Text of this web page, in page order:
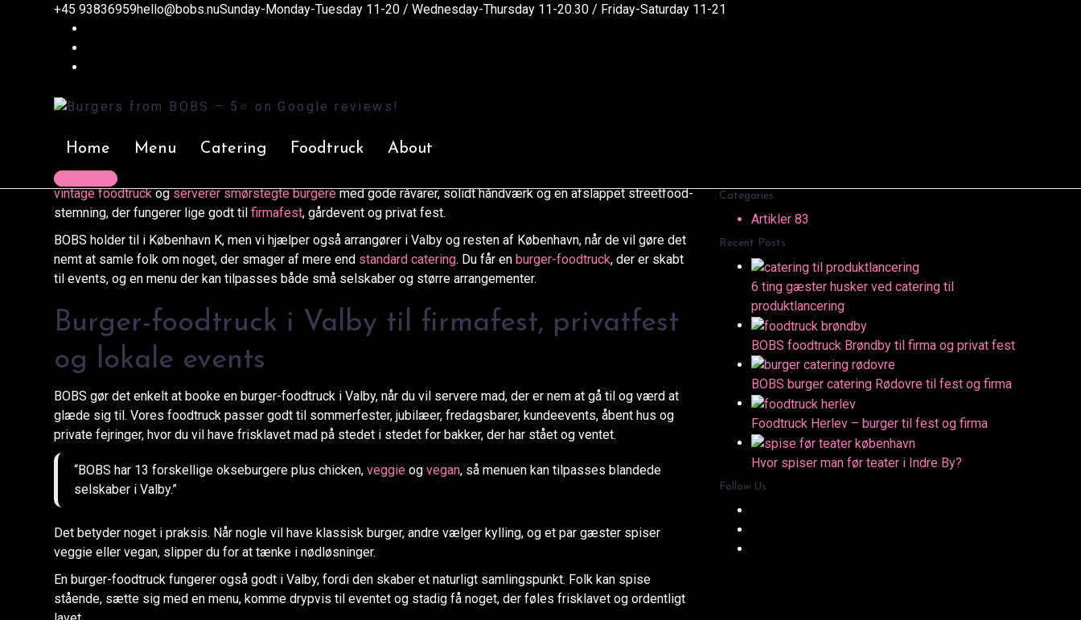
+45 93836959hello@bobs.nuSunday-Monday-Tuesday 11-20 / Wednesday-Thursday 11-20.30 / Friday-Saturday 11-21
Home Menu Catering Foodtruck About
Contact us
Burgers from BOBS - 5⭐️ on Google reviews!>Blog>Artikler> Foodtruck Valby – lej burger foodtruck til fest og firmaevent
Foodtruck Valby – lej burger foodtruck til fest
29. maj 2026 Robin Artikler
Når du leder efter en foodtruck i Valby, er det sjældent bare for at få noget mad på plads. Du vil have en løsning,
der faktisk passer til dagen, gæsterne og stedet. Hos Burgerbaren
vintage foodtruckogserverer smørstegte burgeremed gode råvarer, solidt håndværk og en afslappet streetfood-
stemning, der fungerer lige godt til firmafest, gårdevent og privat fest.
BOBS holder til i København K, men vi hjælper også arrangører i Valby og resten af København, når de vil gøre det
nemt at samle folk om noget, der smager af mere end standard catering. Du får en burger-foodtruck, der er skabt
til events, og en menu der kan tilpasses både små selskaber og større arrangementer.
Burger-foodtruck i Valby til firmafest, privatfest
og lokale events
BOBS gør det enkelt at booke en burger-foodtruck i Valby, når du vil servere mad, der er nem at gå til og værd at
glæde sig til. Vores foodtruck passer godt til sommerfester, jubilæer, fredagsbarer, kundeevents, åbent hus og
private fejringer, hvor du vil have frisklavet mad på stedet i stedet for bakker, der har stået og ventet.
“BOBS har 13 forskellige okseburgere plus chicken, veggie og vegan, så menuen kan tilpasses blandede
selskaber i Valby.”
Det betyder noget i praksis. Når nogle vil have klassisk burger, andre vælger kylling, og et par gæster spiser
veggie eller vegan, slipper du for at tænke i nødløsninger.
En burger-foodtruck fungerer også godt i Valby, fordi den skaber et naturligt samlingspunkt. Folk kan spise
stående, sætte sig med en menu, komme drypvis til eventet og stadig få noget, der føles frisklavet og ordentligt
Categories
Artikler 83
Recent Posts
6 ting gæster husker ved catering til
produktlancering
BOBS foodtruck Brøndby til firma og privat fest
BOBS burger catering Rødovre til fest og firma
Foodtruck Herlev – burger til fest og firma
Hvor spiser man før teater i Indre By?
Follow Us